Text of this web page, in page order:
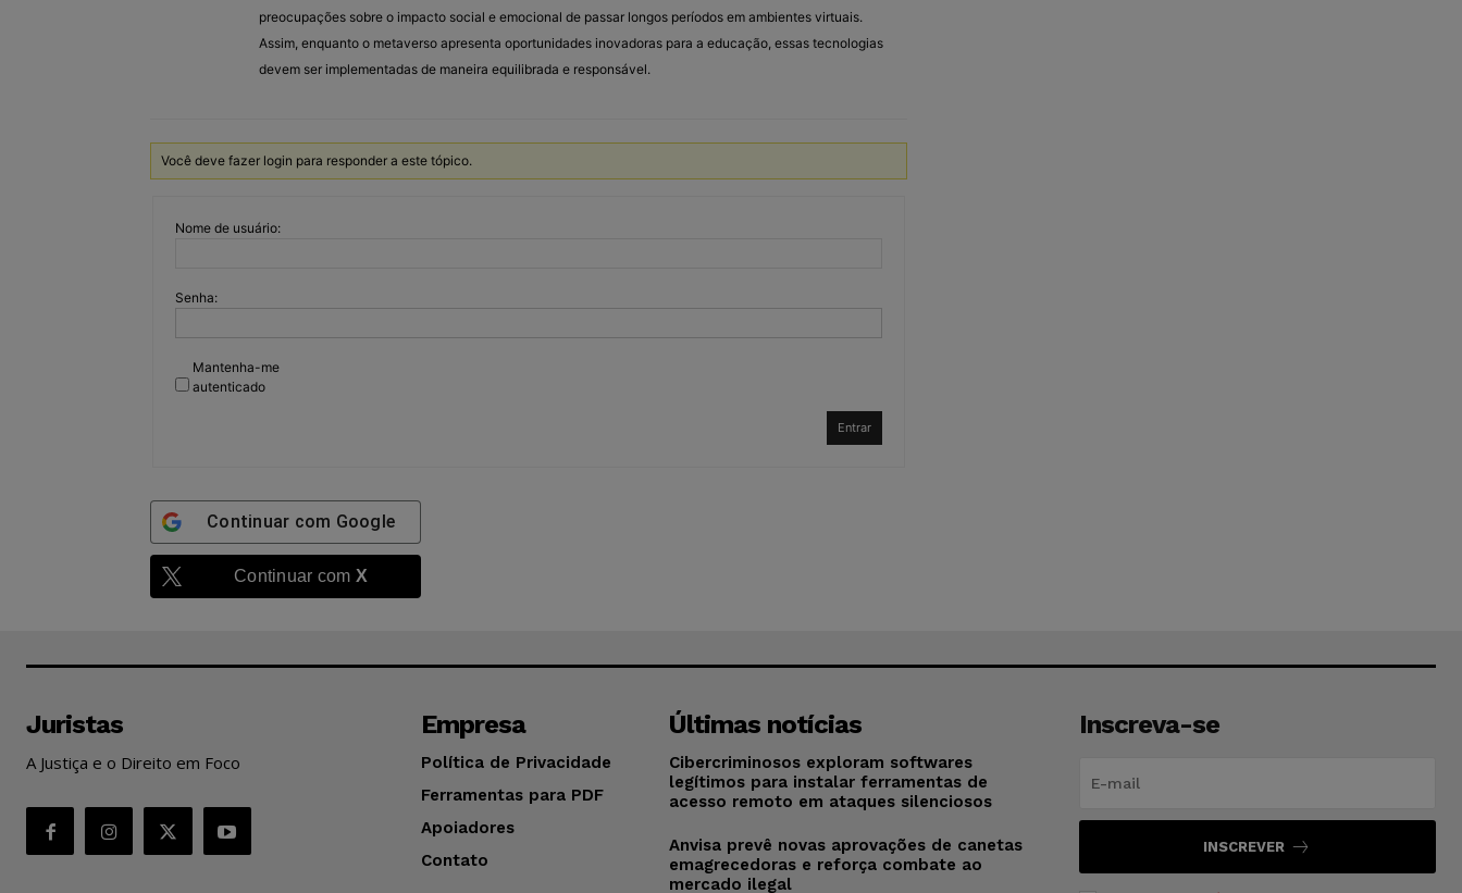
preocupações sobre o impacto social e emocional de passar longos períodos em ambientes virtuais.
Assim, enquanto o metaverso apresenta oportunidades inovadoras para a educação, essas tecnologias
devem ser implementadas de maneira equilibrada e responsável.
Você deve fazer login para responder a este tópico.
Nome de usuário:
Senha:
Mantenha-me
autenticado
Entrar
Continuar com Google
Continuar com X
Juristas
A Justiça e o Direito em Foco
Empresa
Política de Privacidade
Ferramentas para PDF
Apoiadores
Contato
Últimas notícias
Cibercriminosos exploram softwares
legítimos para instalar ferramentas de
acesso remoto em ataques silenciosos
Anvisa prevê novas aprovações de canetas
emagrecedoras e reforça combate ao
mercado ilegal
Inscreva-se
INSCREVER